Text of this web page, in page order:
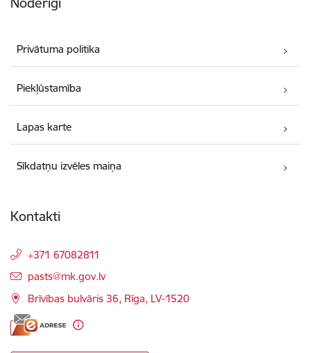
Privātuma politika
Piekļūstamība
Lapas karte
Sīkdatņu izvēles maiņa
Kontakti
+371 67082811
E-pasts:
pasts@mk.gov.lv
Brīvības bulvāris 36, Rīga, LV-1520